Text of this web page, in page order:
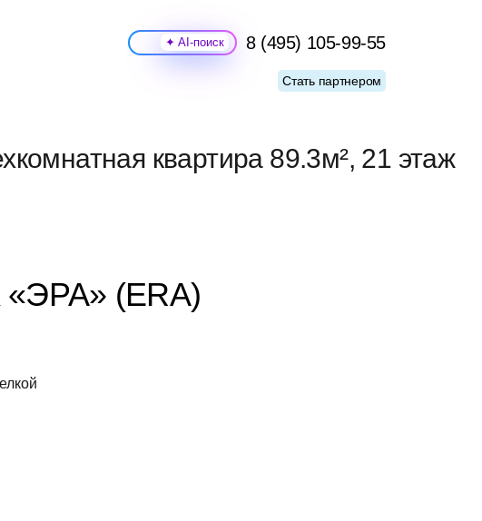
Поиск 8 (495) 105-99-55
Стать партнером
квартира 89.3м², 21 этаж
«ЭРА» (ERA)